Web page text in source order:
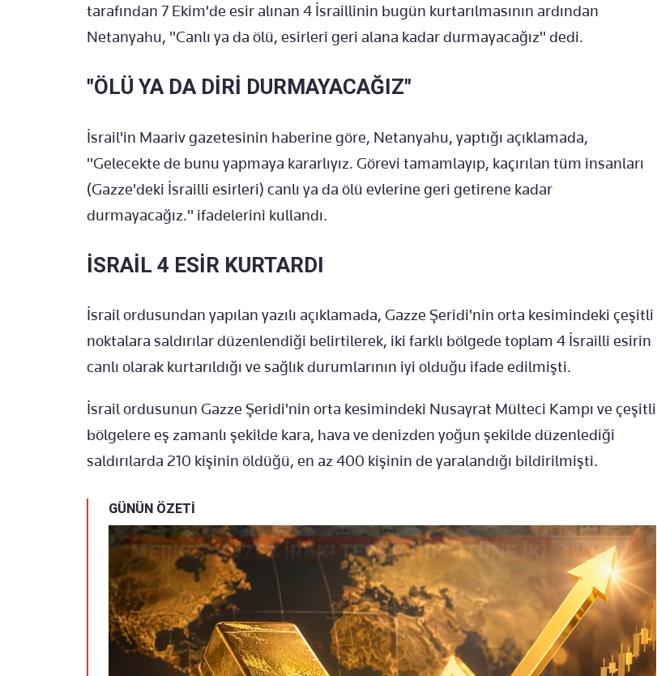
tarafından 7 Ekim'de esir alınan 4 İsraillinin bugün kurtarılmasının ardından
Netanyahu, "Canlı ya da ölü, esirleri geri alana kadar durmayacağız" dedi.
"ÖLÜ YA DA DİRİ DURMAYACAĞIZ"
İsrail'in Maariv gazetesinin haberine göre, Netanyahu, yaptığı açıklamada,
"Gelecekte de bunu yapmaya kararlıyız. Görevi tamamlayıp, kaçırılan tüm insanları
(Gazze'deki İsrailli esirleri) canlı ya da ölü evlerine geri getirene kadar
durmayacağız." ifadelerini kullandı.
İSRAİL 4 ESİR KURTARDI
İsrail ordusundan yapılan yazılı açıklamada, Gazze Şeridi'nin orta kesimindeki çeşitli
noktalara saldırılar düzenlendiği belirtilerek, iki farklı bölgede toplam 4 İsrailli esirin
canlı olarak kurtarıldığı ve sağlık durumlarının iyi olduğu ifade edilmişti.
İsrail ordusunun Gazze Şeridi'nin orta kesimindeki Nusayrat Mülteci Kampı ve çeşitli
bölgelere eş zamanlı şekilde kara, hava ve denizden yoğun şekilde düzenlediği
saldırılarda 210 kişinin öldüğü, en az 400 kişinin de yaralandığı bildirilmişti.
GÜNÜN ÖZETİ